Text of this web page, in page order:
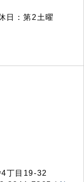
日：第2土曜
丁目19-32